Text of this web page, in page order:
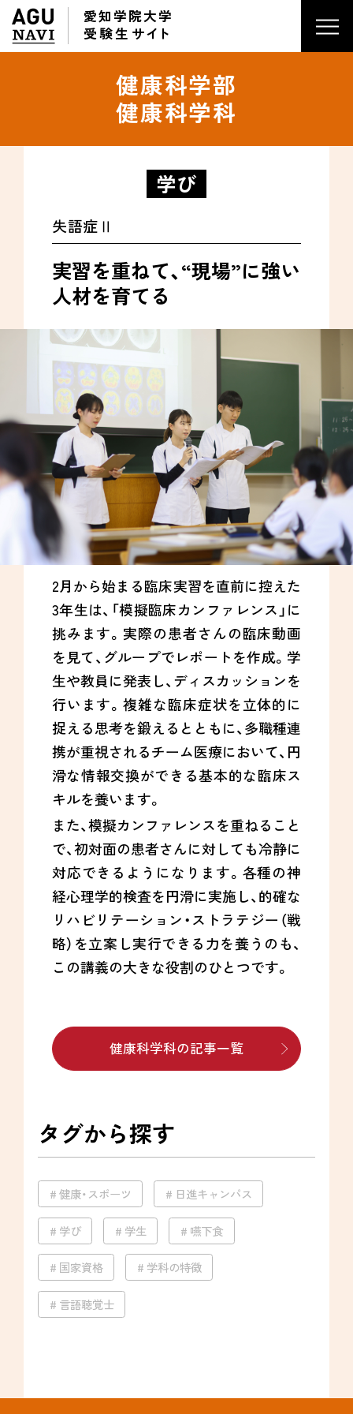
愛知学院大学
受験生 サイ ト
健康科学部
健康科学科
学び
失語症Ⅱ
実習を重ねて、“現場”に強い
人材を育てる
2月から始まる臨床実習を直前に控えた
3年生は、「模擬臨床カンファレンス」に
挑みます。実際の患者さんの臨床動画
を見て、グループでレポートを作成。学
生や教員に発表し、ディスカッションを
行います。複雑な臨床症状を立体的に
捉える思考を鍛えるとともに、多職種連
携が重視されるチーム医療において、円
滑な情報交換ができる基本的な臨床ス
キルを養います。
また、模擬カンファレンスを重ねること
で、初対面の患者さんに対しても冷静に
対応できるようになります。各種の神
経心理学的検査を円滑に実施し、的確な
リハビリテーション・ストラテジー（戦
略）を立案し実行できる力を養うのも、
この講義の大きな役割のひとつです。
健康科学科の記事一覧
タグから探す
健康・スポーツ 日進キャンパス
学び 学生 嚥下食
国家資格 学科の特徴
言語聴覚士